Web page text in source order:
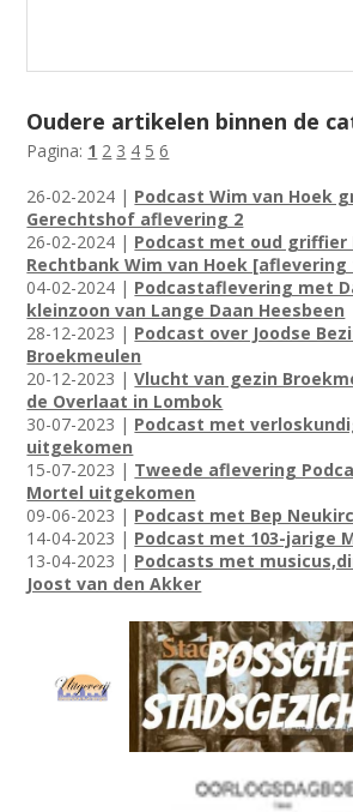
Oudere artikelen binnen de
Pagina: 1 2 3 4 5 6
26-02-2024 | Podcast Wim van Hoek
Gerechtshof aflevering 2
26-02-2024 | Podcast met oud griffier
Rechtbank Wim van Hoek [aflevering
04-02-2024 | Podcastaflevering met
kleinzoon van Lange Daan Heesbeen
28-12-2023 | Podcast over Joodse
Broekmeulen
20-12-2023 |Vlucht van gezin
de Overlaat in Lombok
30-07-2023 | Podcast met
uitgekomen
15-07-2023 | Tweede aflevering
Mortel uitgekomen
09-06-2023 | Podcast met Bep
14-04-2023 | Podcast met 103-jarige
13-04-2023 | Podcasts met
Joost van den Akker